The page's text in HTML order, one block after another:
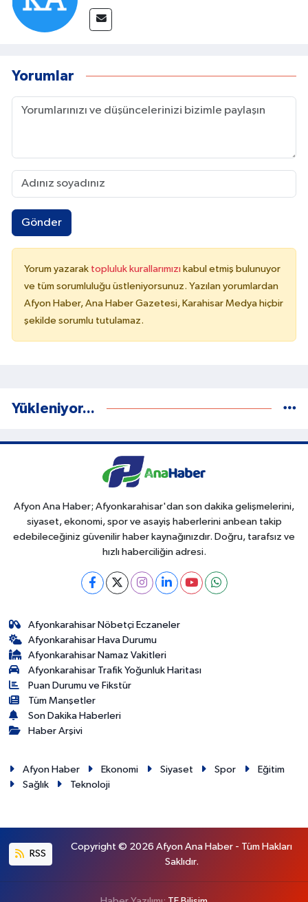
Yorumlar
Gönder
Yorum yazarak topluluk kurallarımızı kabul etmiş bulunuyor
ve tüm sorumluluğu üstleniyorsunuz. Yazılan yorumlardan
Afyon Haber, Ana Haber Gazetesi, Karahisar Medya hiçbir
şekilde sorumlu tutulamaz.
Yükleniyor...
Afyon Ana Haber; Afyonkarahisar'dan son dakika gelişmelerini,
siyaset, ekonomi, spor ve asayiş haberlerini anbean takip
edebileceğiniz güvenilir haber kaynağınızdır. Doğru, tarafsız ve
hızlı haberciliğin adresi.
Afyonkarahisar Nöbetçi Eczaneler
Afyonkarahisar Hava Durumu
Afyonkarahisar Namaz Vakitleri
Afyonkarahisar Trafik Yoğunluk Haritası
Puan Durumu ve Fikstür
Tüm Manşetler
Son Dakika Haberleri
Haber Arşivi
Afyon Haber Ekonomi Siyaset Spor
Eğitim
Sağlık
Teknoloji
RSS
Copyright © 2026 Afyon Ana Haber - Tüm Hakları
Saklıdır.